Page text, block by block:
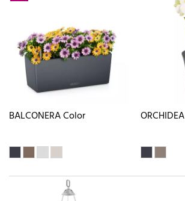
BALCONERA Color ORCHIDEA